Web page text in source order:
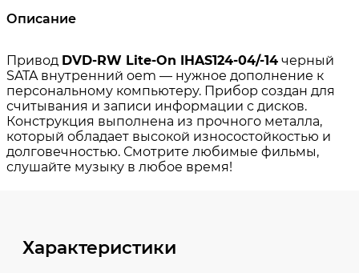
Описание
Характеристики